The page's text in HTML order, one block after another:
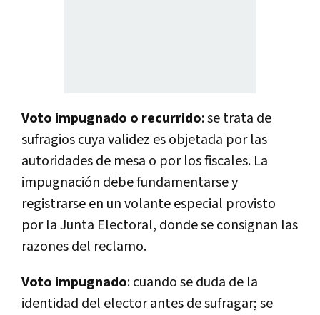
Voto impugnado o recurrido: se trata de
sufragios cuya validez es objetada por las
autoridades de mesa o por los fiscales. La
impugnación debe fundamentarse y
registrarse en un volante especial provisto
por la Junta Electoral, donde se consignan las
razones del reclamo.
Voto impugnado: cuando se duda de la
identidad del elector antes de sufragar; se